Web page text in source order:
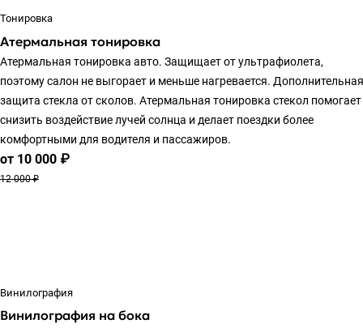
Тонировка
Атермальная тонировка
Атермальная тонировка авто. Защищает от ультрафиолета,
поэтому салон не выгорает и меньше нагревается. Дополнительная
защита стекла от сколов. Атермальная тонировка стекол помогает
снизить воздействие лучей солнца и делает поездки более
комфортными для водителя и пассажиров.
от 10 000 ₽
12 000 ₽
Винилография
Винилография на бока